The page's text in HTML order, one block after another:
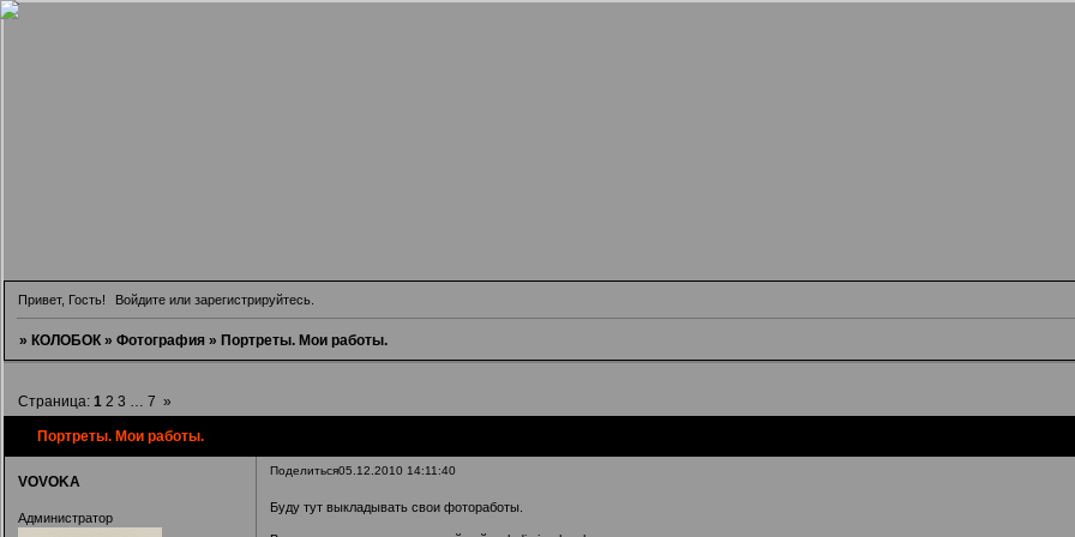
Привет, Гость! Войдите илизарегистрируйтесь
» КОЛОБОК » Фотография » Портреты. Мои работы.
Портреты. Мои работы.
Страница: 1 2 3 … 7 »
Поделиться05.12.2010 14:11:40
VOVOKA
Администратор
Буду тут выкладывать свои фотоработы.